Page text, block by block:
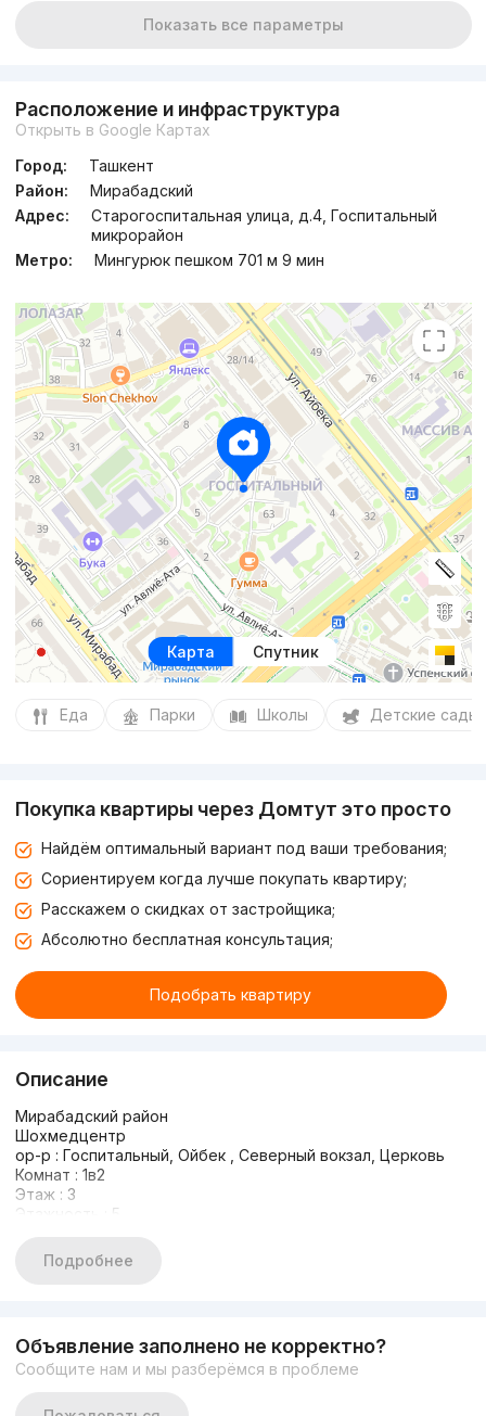
Показать все параметры
Расположение и инфраструктура
Открыть в Google Картах
Город:
Ташкент
Район:
Мирабадский
Адрес:
Старогоспитальная улица, д.4, Госпитальный
микрорайон
Метро:
Мингурюк пешком 701 м 9 мин
Карта Спутник
Еда Парки Школы Детские сады
Покупка квартиры через Домтут это просто
Найдём оптимальный вариант под ваши требования;
Сориентируем когда лучше покупать квартиру;
Расскажем о скидках от застройщика;
Абсолютно бесплатная консультация;
Подобрать квартиру
Описание
Мирабадский район
Шохмедцентр
ор-р : Госпитальный, Ойбек , Северный вокзал, Церковь
Комнат : 1в2
Этаж : 3
Этажность : 5
Цена: 80.000$
Аренда: 700$
Подробнее
Объявление заполнено не корректно?
Сообщите нам и мы разберёмся в проблеме